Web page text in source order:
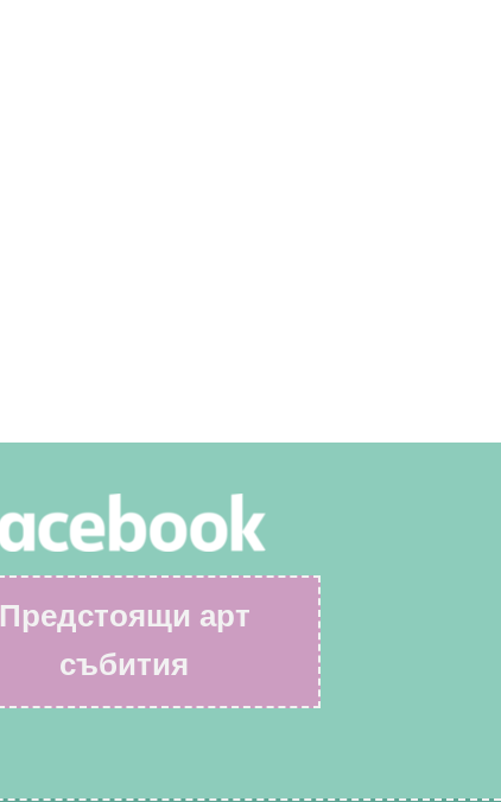
Предстоящи арт
събития